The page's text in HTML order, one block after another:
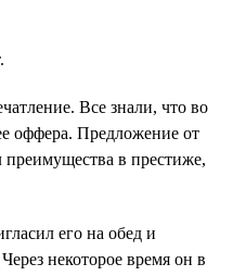
Все знали, что во
оффера. Предложение от
преимущества в престиже,
его на обед и
некоторое время он в